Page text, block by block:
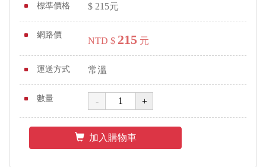
標準價格 $ 215元
網路價
NTD $ 215 元
運送方式 常溫
數量
加入購物車